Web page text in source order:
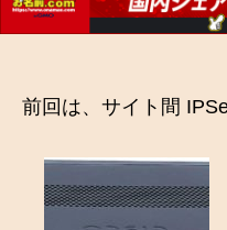
前回は、サイト間